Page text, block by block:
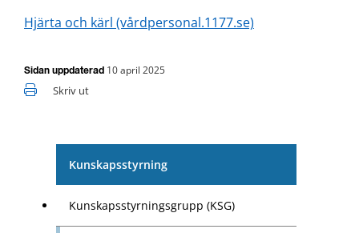
Kunskapsstyrning
Kunskapsstyrningsgrupp (KSG)
Hjärta och kärl (vårdpersonal.1177.se)
Sidan uppdaterad 10 april 2025
Skriv ut